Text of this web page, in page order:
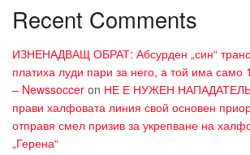
Recent Comments
ИЗНЕНАДВАЩ ОБРАТ: Абсурден „син“
платиха луди пари за него, а той има само
– Newssoccer on НЕ Е НУЖЕН НАПАДАТЕЛЬ:
прави халфовата линия свой основен
отправя смел призив за укрепване на
„Герена“